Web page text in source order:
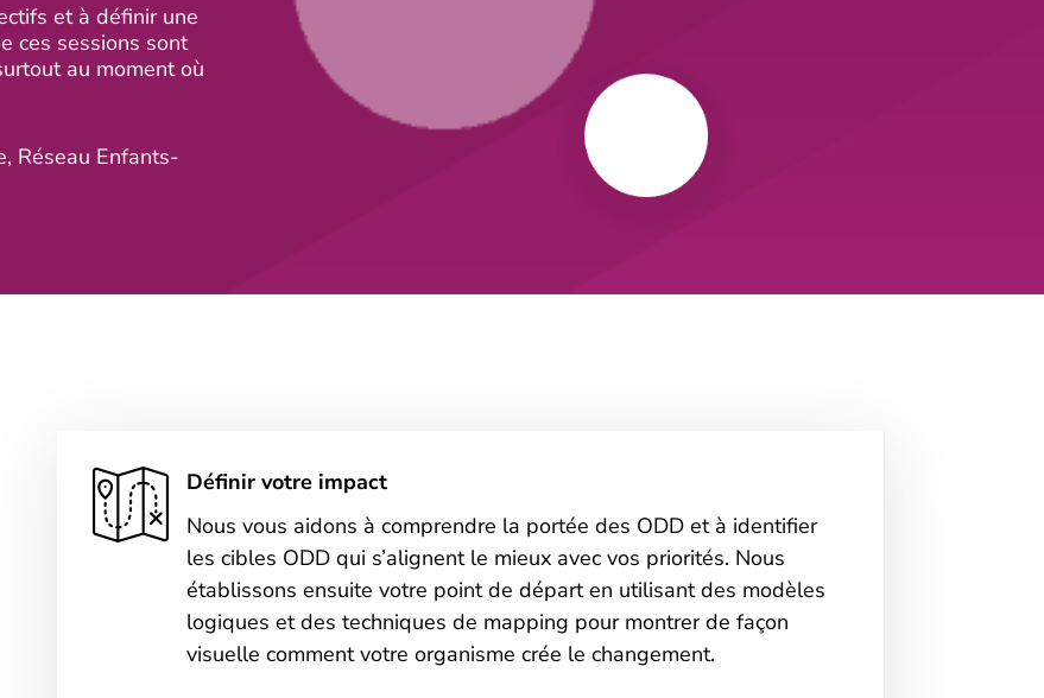
et à définir une
ces sessions sont
au moment où
Réseau Enfants-
Définir votre impact
Nous vous aidons à comprendre la portée des ODD et à identifier
les cibles ODD qui s’alignent le mieux avec vos priorités. Nous
établissons ensuite votre point de départ en utilisant des modèles
logiques et des techniques de mapping pour montrer de façon
visuelle comment votre organisme crée le changement.